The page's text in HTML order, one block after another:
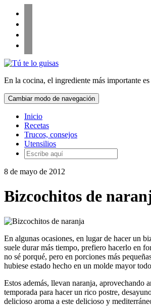
Saltar
Follow
Alternar
cabecera
En la cocina, el ingrediente más importante
Cambiar modo de navegación
Inicio
Recetas
Trucos, consejos
Utensilios
8 de mayo de 2012
Bizcochitos de
En algunas ocasiones, en lugar de hacer un
suele durar más tiempo, prefiero hacerlo en
no sé porqué, pero en porciones más
hubiese estado hecho en un molde mayor
Estos además, llevan naranja, aprovechando
temporada para hacer un rico postre,
delicioso aroma a este delicioso y